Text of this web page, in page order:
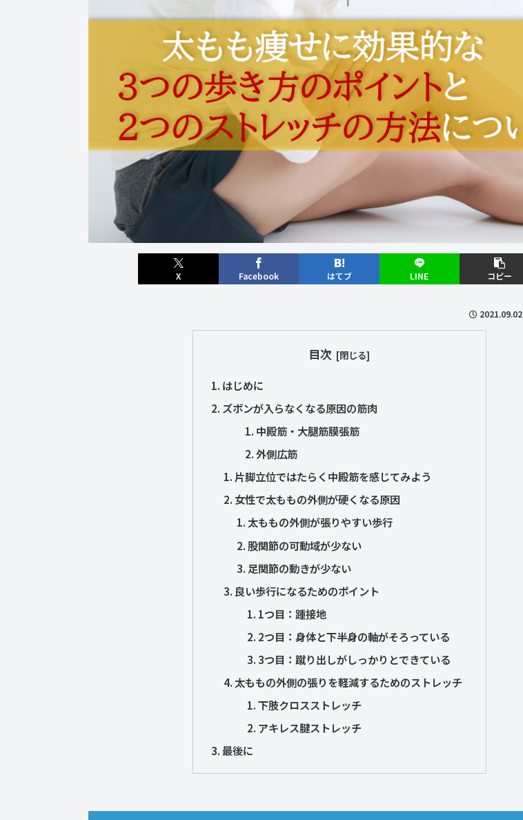
X Facebook はてブ LINE コピー
2021.09.02
目次
はじめに
ズボンが入らなくなる原因の筋肉
中殿筋・大腿筋膜張筋
外側広筋
片脚立位ではたらく中殿筋を感じてみよう
女性で太ももの外側が硬くなる原因
太ももの外側が張りやすい歩行
股関節の可動域が少ない
足関節の動きが少ない
良い歩行になるためのポイント
1つ目：踵接地
2つ目：身体と下半身の軸がそろっている
3つ目：蹴り出しがしっかりとできている
太ももの外側の張りを軽減するためのストレッチ
下肢クロスストレッチ
アキレス腱ストレッチ
最後に